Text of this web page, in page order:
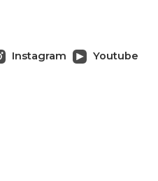
Instagram Youtube